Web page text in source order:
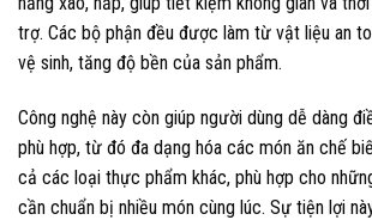
trợ. Các bộ phận đều được làm từ vật liệu an
vệ sinh, tăng độ bền của sản phẩm.
Công nghệ này còn giúp người dùng dễ dàng
phù hợp, từ đó đa dạng hóa các món ăn chế
cả các loại thực phẩm khác, phù hợp cho
cần chuẩn bị nhiều món cùng lúc. Sự tiện lợi